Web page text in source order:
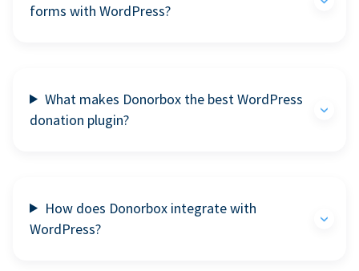
forms with WordPress?
What makes Donorbox the best WordPress
donation plugin?
How does Donorbox integrate with
WordPress?